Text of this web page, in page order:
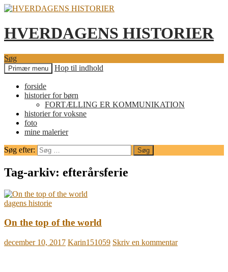
HVERDAGENS HISTORIER
Søg
Primær menu Hop til indhold
forside
historier for børn
FORTÆLLING ER KOMMUNIKATION
historier for voksne
foto
mine malerier
Søg efter:
Tag-arkiv: efterårsferie
dagens historie
On the top of the world
december 10, 2017 Karin151059 Skriv en kommentar